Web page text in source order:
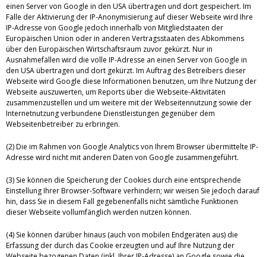
einen Server von Google in den USA übertragen und dort gespeichert. Im
Falle der Aktivierung der IP-Anonymisierung auf dieser Webseite wird Ihre
IP-Adresse von Google jedoch innerhalb von Mitgliedstaaten der
Europäischen Union oder in anderen Vertragsstaaten des Abkommens
über den Europäischen Wirtschaftsraum zuvor gekürzt. Nur in
Ausnahmefällen wird die volle IP-Adresse an einen Server von Google in
den USA übertragen und dort gekürzt. Im Auftrag des Betreibers dieser
Webseite wird Google diese Informationen benutzen, um Ihre Nutzung der
Webseite auszuwerten, um Reports über die Webseite-Aktivitäten
zusammenzustellen und um weitere mit der Webseitennutzung sowie der
Internetnutzung verbundene Dienstleistungen gegenüber dem
Webseitenbetreiber zu erbringen.
(2) Die im Rahmen von Google Analytics von Ihrem Browser übermittelte IP-
Adresse wird nicht mit anderen Daten von Google zusammengeführt.
(3) Sie können die Speicherung der Cookies durch eine entsprechende
Einstellung Ihrer Browser-Software verhindern; wir weisen Sie jedoch darauf
hin, dass Sie in diesem Fall gegebenenfalls nicht sämtliche Funktionen
dieser Webseite vollumfänglich werden nutzen können.
(4) Sie können darüber hinaus (auch von mobilen Endgeräten aus) die
Erfassung der durch das Cookie erzeugten und auf Ihre Nutzung der